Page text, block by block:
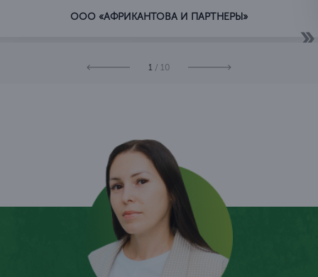
ООО «АФРИКАНТОВА И ПАРТНЕРЫ»
1 / 10